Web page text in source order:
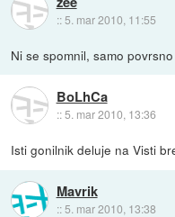
:: 5. mar 2010, 11:55
Ni se spomnil, samo
BoLhCa
::5. mar 2010, 13:36
Isti gonilnik deluje na Visti
Mavrik
:: 5. mar 2010, 13:38